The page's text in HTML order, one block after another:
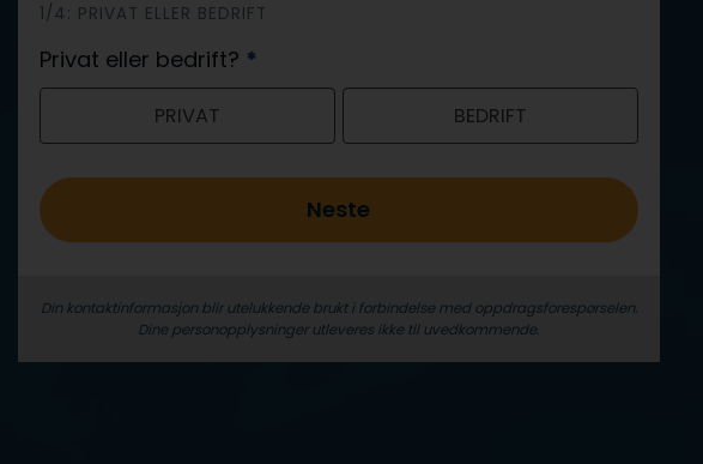
h
e
r
1/4: PRIVAT ELLER BEDRIFT
Privat eller bedrift? *
PRIVAT BEDRIFT
Neste
Din kontaktinformasjon blir utelukkende brukt i forbindelse med oppdrags­forespørselen.
Dine person­­opplysninger utleveres ikke til uvedkommende.